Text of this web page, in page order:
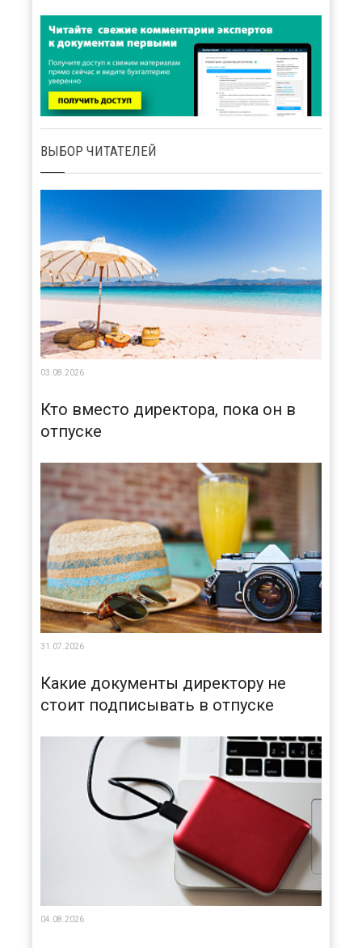
ВЫБОР ЧИТАТЕЛЕЙ
03.08.2026
Кто вместо директора, пока он в
отпуске
31.07.2026
Какие документы директору не
стоит подписывать в отпуске
04.08.2026